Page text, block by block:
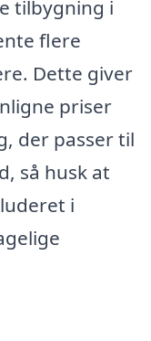
tilbygning i
flere
Dette giver
priser
der passer til
så husk at
i